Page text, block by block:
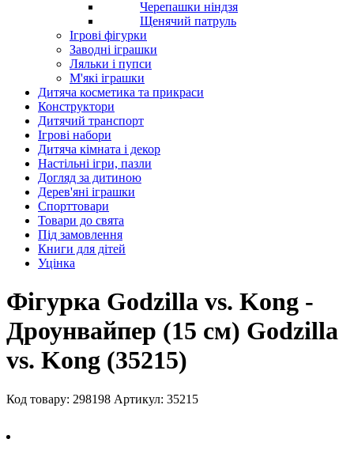
Черепашки ніндзя
Щенячий патруль
Ігрові фігурки
Заводні іграшки
Ляльки і пупси
М'які іграшки
Дитяча косметика та прикраси
Конструктори
Дитячий транспорт
Ігрові набори
Дитяча кімната і декор
Настільні ігри, пазли
Догляд за дитиною
Дерев'яні іграшки
Спорттовари
Товари до свята
Під замовлення
Книги для дітей
Уцінка
Фігурка Godzilla vs. Kong -
Дроунвайпер (15 см) Godzilla
vs. Kong (35215)
Код товару: 298198 Артикул: 35215